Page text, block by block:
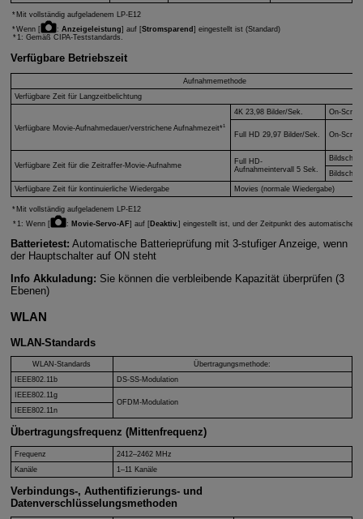
Mit vollständig aufgeladenem
LP-E12
Wenn [
:Anzeigeleistung] auf [Stromsparend] eingestellt ist (Standard)
1: Gemäß CIPA-Teststandards.
Verfügbare Betriebszeit
Aufnahmemethode
Verfügbare Zeit für Langzeitbelichtung
Verfügbare Movie-Aufnahmedauer/verstrichene Aufnahmezeit*1
4K 23,98 Bilder/Sek. On-
Full HD 29,97 Bilder/Sek. On-
Verfügbare Zeit für die Zeitraffer-Movie-Aufnahme
Full HD-
Aufnahmeintervall 5 Sek.
Verfügbare Zeit für kontinuierliche Wiedergabe
Movies (normale Wiedergabe)
Mit vollständig aufgeladenem
LP-E12
1: Wenn [
: Movie-Servo-AF] auf [ Deaktiv.] eingestellt ist, und der Zeitpunkt des automatischen
Batterietest: Automatische Batterieprüfung mit 3-stufiger Anzeige, wenn
der Hauptschalter auf ON steht
Info Akkuladung: Sie können die verbleibende Kapazität überprüfen (3
Ebenen)
WLAN
WLAN-Standards
WLAN-Standards
Übertragungsmethode:
IEEE802.11b
DS-SS-Modulation
IEEE802.11g
OFDM-Modulation
IEEE802.11n
Übertragungsfrequenz (Mittenfrequenz)
Frequenz
2412–2462 MHz
Kanäle
1–11 Kanäle
Verbindungs-, Authentifizierungs- und
Datenverschlüsselungsmethoden